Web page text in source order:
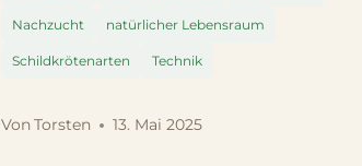
Nachzucht natürlicher Lebensraum
Schildkrötenarten Technik
Von Torsten 13. Mai 2025